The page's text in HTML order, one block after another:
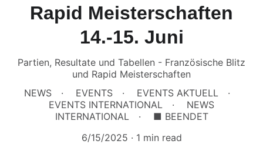
Rapid Meisterschaften
14.-15. Juni
Partien, Resultate und Tabellen - Französische Blitz
und Rapid Meisterschaften
NEWS
EVENTS
EVENTS AKTUELL
EVENTS INTERNATIONAL
NEWS
INTERNATIONAL
■ BEENDET
6/15/2025
1 min read